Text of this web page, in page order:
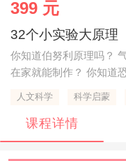
399 元
32个小实验大原理
你知道伯努利原理吗？
在家就能制作？ 你知道
人文科学 科学启蒙
课程详情